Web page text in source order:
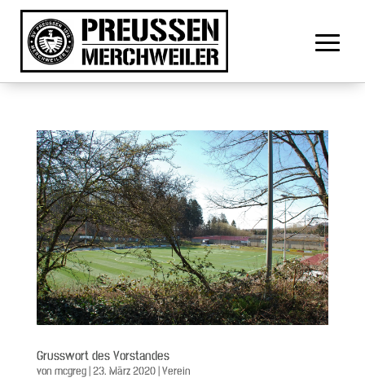
Grusswort des Vorstandes
von mcgreg|23. März 2020|Verein